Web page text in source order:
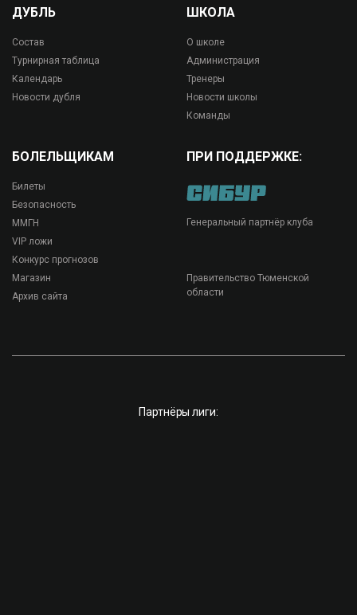
ДУБЛЬ
Состав
Турнирная таблица
Календарь
Новости дубля
ШКОЛА
О школе
Администрация
Тренеры
Новости школы
Команды
БОЛЕЛЬЩИКАМ
Билеты
Безопасность
ММГН
VIP ложи
Конкурс прогнозов
Магазин
Архив сайта
ПРИ ПОДДЕРЖКЕ:
Генеральный партнёр клуба
Правительство Тюменской
области
Партнёры лиги: